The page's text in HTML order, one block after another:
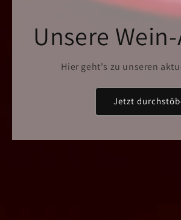
Unsere
Hier geht's zu unseren
Jetzt